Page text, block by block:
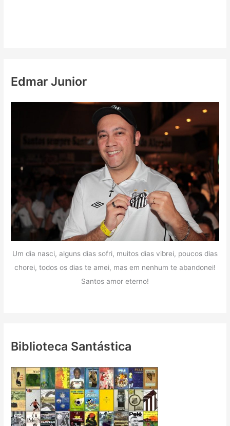
Edmar Junior
Um dia nasci, alguns dias sofri, muitos dias vibrei, poucos dias
chorei, todos os dias te amei, mas em nenhum te abandonei!
Santos amor eterno!
Biblioteca Santástica